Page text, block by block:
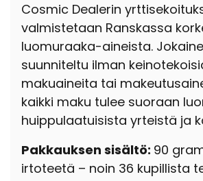
Cosmic Dealerin
valmistetaan Ranskassa
luomuraaka-aineista.
suunniteltu ilman
makuaineita tai
kaikki maku tulee suoraan
huippulaatuisista yrteistä ja
Pakkauksen sisältö: 90
irtoteetä – noin 36 kupillista